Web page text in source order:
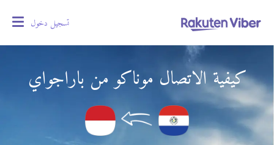
تسجيل دخول
كيفية الاتصال موناكو من باراجواي